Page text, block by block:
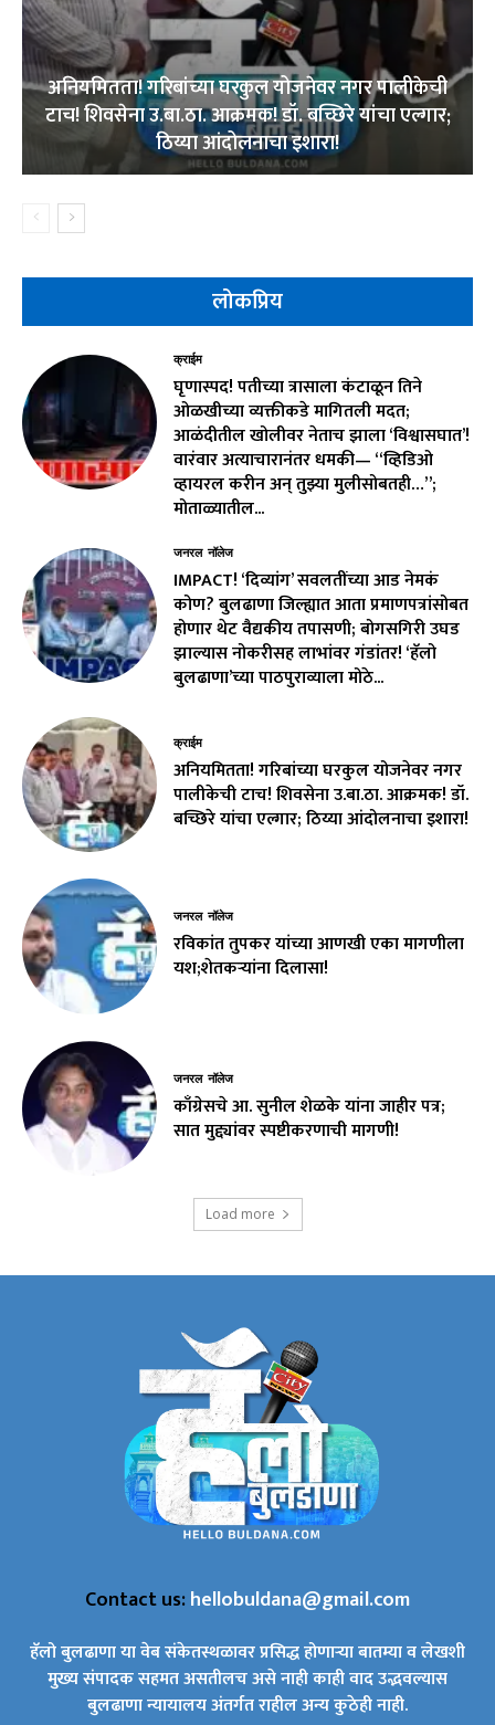
अनियमितता! गरिबांच्या घरकुल योजनेवर नगर पालीकेची
टाच! शिवसेना उ.बा.ठा. आक्रमक! डॉ. बच्छिरे यांचा एल्गार;
ठिय्या आंदोलनाचा इशारा!
लोकप्रिय
क्राईम
घृणास्पद! पतीच्या त्रासाला कंटाळून तिने
ओळखीच्या व्यक्तीकडे मागितली मदत;
आळंदीतील खोलीवर नेताच झाला ‘विश्वासघात’!
वारंवार अत्याचारानंतर धमकी— “व्हिडिओ
व्हायरल करीन अन् तुझ्या मुलीसोबतही…”;
मोताळ्यातील...
जनरल नॉलेज
IMPACT! ‘दिव्यांग’ सवलतींच्या आड नेमकं
कोण? बुलढाणा जिल्ह्यात आता प्रमाणपत्रांसोबत
होणार थेट वैद्यकीय तपासणी; बोगसगिरी उघड
झाल्यास नोकरीसह लाभांवर गंडांतर! ‘हॅलो
बुलढाणा’च्या पाठपुराव्याला मोठे...
क्राईम
अनियमितता! गरिबांच्या घरकुल योजनेवर नगर
पालीकेची टाच! शिवसेना उ.बा.ठा. आक्रमक! डॉ.
बच्छिरे यांचा एल्गार; ठिय्या आंदोलनाचा इशारा!
जनरल नॉलेज
रविकांत तुपकर यांच्या आणखी एका मागणीला
यश;शेतकऱ्यांना दिलासा!
जनरल नॉलेज
काँग्रेसचे आ. सुनील शेळके यांना जाहीर पत्र;
सात मुद्द्यांवर स्पष्टीकरणाची मागणी!
Load more
Contact us:hellobuldana@gmail.com
हॅलो बुलढाणा या वेब संकेतस्थळावर प्रसिद्ध होणाऱ्या बातम्या व लेखशी
मुख्य संपादक सहमत असतीलच असे नाही काही वाद उद्भवल्यास
बुलढाणा न्यायालय अंतर्गत राहील अन्य कुठेही नाही.